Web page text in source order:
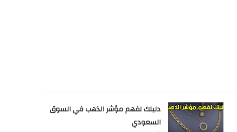
دليلك لفهم مؤشر الذهب في السوق
السعودي